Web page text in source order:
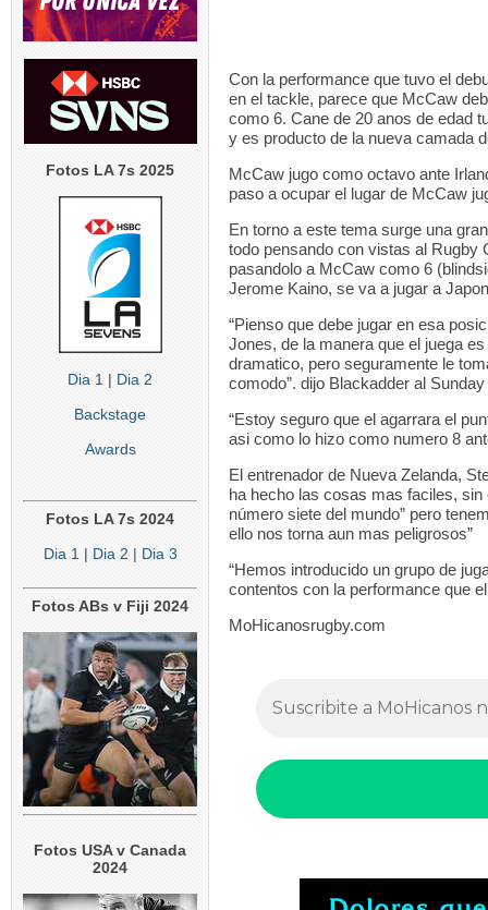
Fotos LA 7s 2025
Dia 1 | Dia 2
Backstage
Awards
Fotos LA 7s 2024
Dia 1 | Dia 2 | Dia 3
Fotos ABs v Fiji 2024
Fotos USA v Canada
2024
Con la performance que tuvo el
en el tackle, parece que McCaw
como 6. Cane de 20 anos de edad
y es producto de la nueva camada
McCaw jugo como octavo ante
paso a ocupar el lugar de McCaw
En torno a este tema surge una
todo pensando con vistas al Rugby
pasandolo a McCaw como 6
Jerome Kaino, se va a jugar a
“Pienso que debe jugar en esa
Jones, de la manera que el juega
dramatico, pero seguramente le
comodo”. dijo Blackadder al
“Estoy seguro que el agarrara el
asi como lo hizo como numero 8
El entrenador de Nueva Zelanda,
ha hecho las cosas mas faciles,
número siete del mundo” pero
ello nos torna aun mas peligrosos”
“Hemos introducido un grupo de
contentos con la performance que
MoHicanosrugby.com